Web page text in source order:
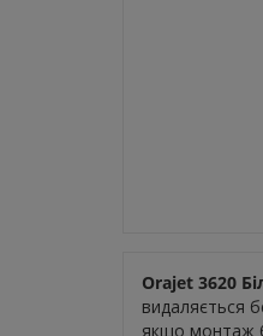
Orajet 3620
видаляється
якщо монтаж